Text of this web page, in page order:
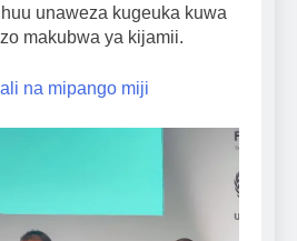
unaweza kugeuka kuwa
makubwa ya kijamii.
na mipango miji